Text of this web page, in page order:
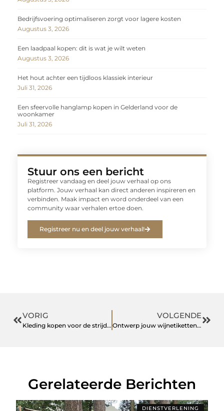
Bedrijfsvoering optimaliseren zorgt voor lagere kosten
Augustus 3, 2026
Een laadpaal kopen: dit is wat je wilt weten
Augustus 3, 2026
Het hout achter een tijdloos klassiek interieur
Juli 31, 2026
Een sfeervolle hanglamp kopen in Gelderland voor de
woonkamer
Juli 31, 2026
Stuur ons een bericht
Registreer vandaag en deel jouw verhaal op ons
platform. Jouw verhaal kan direct anderen inspireren en
verbinden. Maak impact en word onderdeel van een
community waar verhalen ertoe doen.
Registreer nu en deel jouw verhaal!
VORIG
Kleding kopen voor de strijd tegen borstkanker
VOLGENDE
Ontwerp jouw wijnetiketten voor succes
Gerelateerde Berichten
DIENSTVERLENING